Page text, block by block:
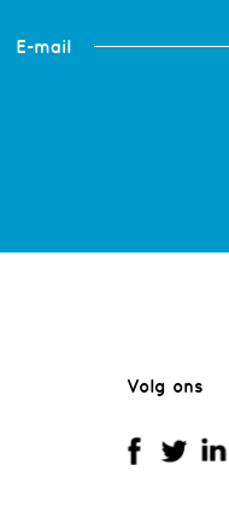
E-mail
Volg ons